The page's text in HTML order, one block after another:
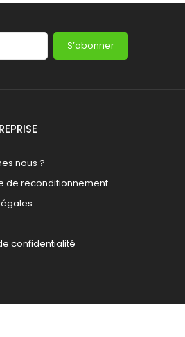
S’abonner
nous ?
de reconditionnement
confidentialité